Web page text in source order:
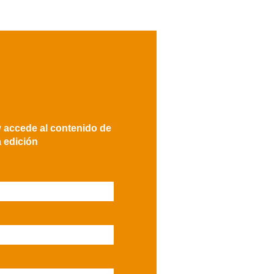
accede al contenido de
edición